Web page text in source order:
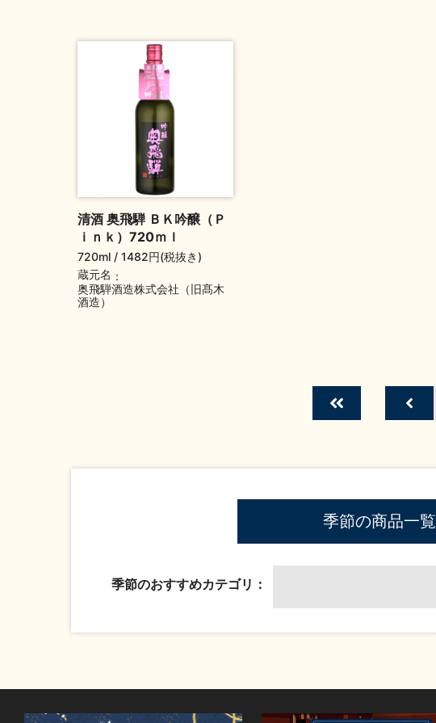
清酒 奥飛騨 ＢＫ吟醸（Ｐ
ｉｎｋ）720ｍｌ
720ml
1482円(税抜き)
蔵元名
奥飛騨酒造株式会社（旧髙木
酒造）
季節の商品一覧
季節のおすすめカテゴリ：